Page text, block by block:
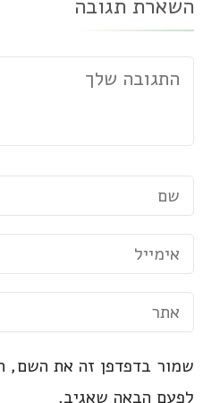
השארת תגובה
שמור בדפדפן זה את השם,
לפעם הבאה שאגיב.